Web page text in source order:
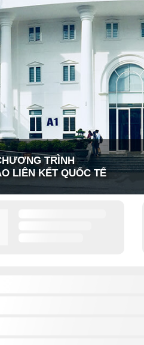
TRÌNH
LIÊN KẾT QUỐC TẾ